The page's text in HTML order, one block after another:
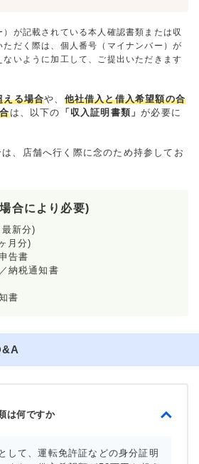
が記載されている本人確認書類または収
ただく際は、個人番号（マイナンバー）が
いように加工して、ご提出いただきます
える場合や、 他社借入と借入希望額の合
は、以下の 「収入証明書類」が必要に
、店舗へ行く際に念のため持参してお
合により必要)
新分)
月分)
告書
納税通知書
書
は何ですか
して、運転免許証などの身分証明